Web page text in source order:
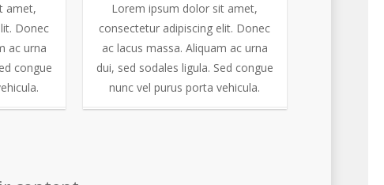
amet,
Donec
ac urna
congue
Lorem ipsum dolor sit amet,
consectetur adipiscing elit. Donec
ac lacus massa. Aliquam ac urna
dui, sed sodales ligula. Sed congue
nunc vel purus porta vehicula.